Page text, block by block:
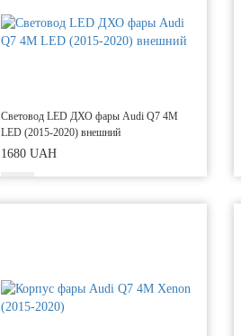
Световод LED ДХО фары Audi Q7 4M
LED (2015-2020) внешний
1680 UAH